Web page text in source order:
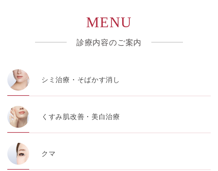
MENU
診療内容のご案内
シミ治療・そばかす消し
くすみ肌改善・美白治療
クマ